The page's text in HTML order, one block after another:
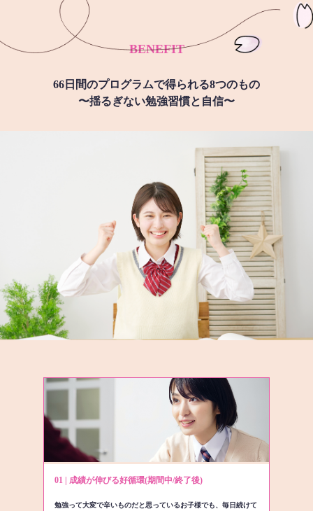
BENEFIT
66日間のプログラムで得られる8つのもの
〜揺るぎない勉強習慣と自信〜
01 | 成績が伸びる好循環(期間中/終了後)
勉強って大変で辛いものだと思っているお子様でも、毎日続けて